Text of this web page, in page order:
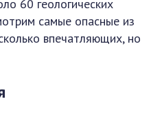
60 геологических
самые опасные из
впечатляющих, но